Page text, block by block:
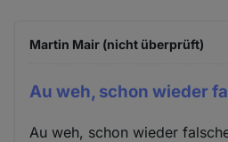
Martin Mair (nicht überprüft)
Au weh, schon wieder
Au weh, schon wieder